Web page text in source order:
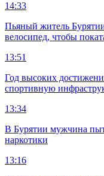
14:33
Пьяный житель
велосипед, чтобы
13:51
Год высоких
спортивную
13:34
В Бурятии мужчина
наркотики
13:16